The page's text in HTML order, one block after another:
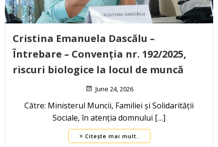
Cristina Emanuela Dascălu –
Întrebare – Convenția nr. 192/2025,
riscuri biologice la locul de muncă
June 24, 2026
Către: Ministerul Muncii, Familiei și Solidarității
Sociale, în atenția domnului […]
Citește mai mult..